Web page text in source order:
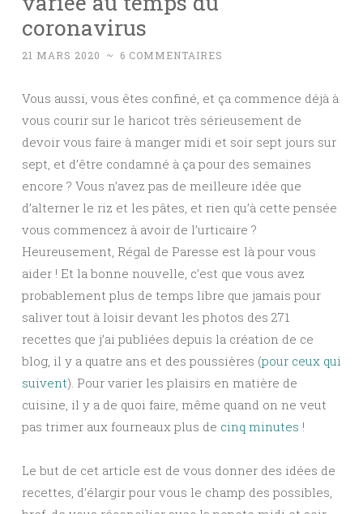
coronavirus
21 MARS 2020 ~ 6 COMMENTAIRES
Vous aussi, vous êtes confiné, et ça commence déjà à
vous courir sur le haricot très sérieusement de
devoir vous faire à manger midi et soir sept jours sur
sept, et d’être condamné à ça pour des semaines
encore ? Vous n’avez pas de meilleure idée que
d’alterner le riz et les pâtes, et rien qu’à cette pensée
vous commencez à avoir de l’urticaire ?
Heureusement, Régal de Paresse est là pour vous
aider ! Et la bonne nouvelle, c’est que vous avez
probablement plus de temps libre que jamais pour
saliver tout à loisir devant les photos des 271
recettes que j’ai publiées depuis la création de ce
blog, il y a quatre ans et des poussières (pour ceux qui
suivent). Pour varier les plaisirs en matière de
cuisine, il y a de quoi faire, même quand on ne veut
pas trimer aux fourneaux plus de cinq minutes !
Le but de cet article est de vous donner des idées de
recettes, d’élargir pour vous le champ des possibles,